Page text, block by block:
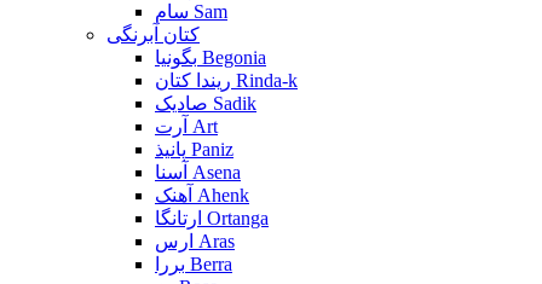
سام Sam
کتان آبرنگی
بگونیا Begonia
ریندا کتان Rinda-k
صادیک Sadik
آرت Art
پانیذ Paniz
آسنا Asena
آهنک Ahenk
ارتانگا Ortanga
ارس Aras
بررا Berra